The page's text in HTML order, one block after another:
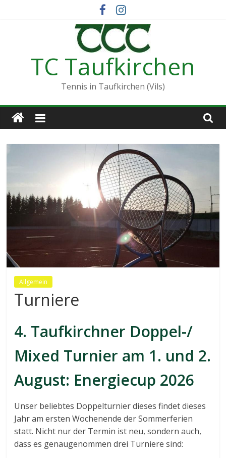
TC Taufkirchen
Tennis in Taufkirchen (Vils)
Allgemein
Turniere
4. Taufkirchner Doppel-/
Mixed Turnier am 1. und 2.
August: Energiecup 2026
Unser beliebtes Doppelturnier dieses findet dieses
Jahr am ersten Wochenende der Sommerferien
statt. Nicht nur der Termin ist neu, sondern auch,
dass es genaugenommen drei Turniere sind: